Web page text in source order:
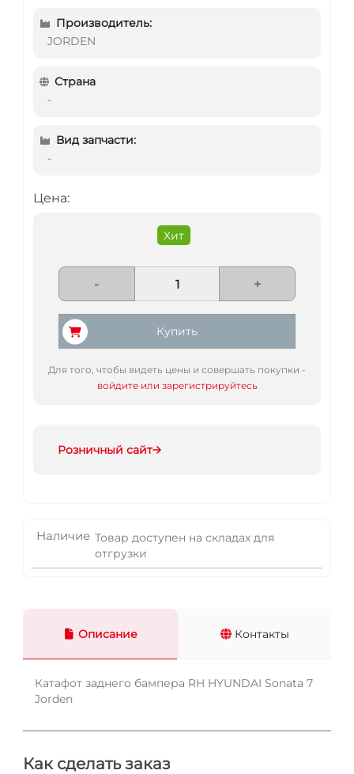
Производитель:
JORDEN
Страна
-
Вид запчасти:
-
Цена:
Хит
- +
Купить
Для того, чтобы видеть цены и совершать покупки -
войдите или зарегистрируйтесь
Розничный сайт
Наличие Товар доступен на складах для
отгрузки
Описание Контакты
Катафот заднего бампера RH HYUNDAI Sonata 7
Jorden
Как сделать заказ